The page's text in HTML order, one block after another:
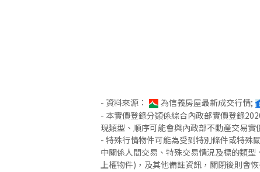
- 資料來源： 為信義房屋最新成交行情;
- 本實價登錄分類係綜合內政部實價登錄
現類型、順序可能會與內政部不動產交易
- 特殊行情物件可能為受到特別條件或特殊
中關係人間交易、特殊交易情況及標的類
上權物件)，及其他備註資訊，關閉後則會恢